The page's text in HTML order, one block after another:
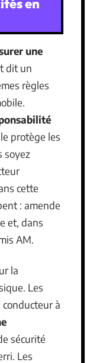
en
une
dit un
règles
protège les
soyez
cette
: amende
et, dans
AM.
la
Les
à
sécurité
Les